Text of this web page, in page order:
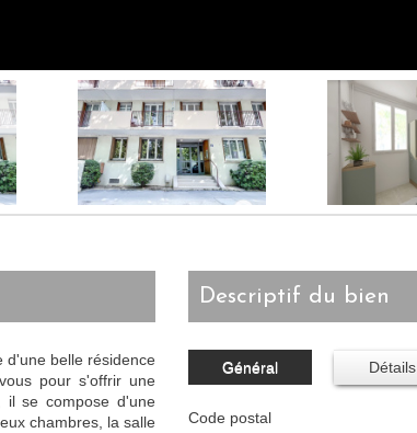
d'une belle résidence
pour s'offrir une
il se compose d'une
chambres, la salle
descriptif du bien
Général
Code postal